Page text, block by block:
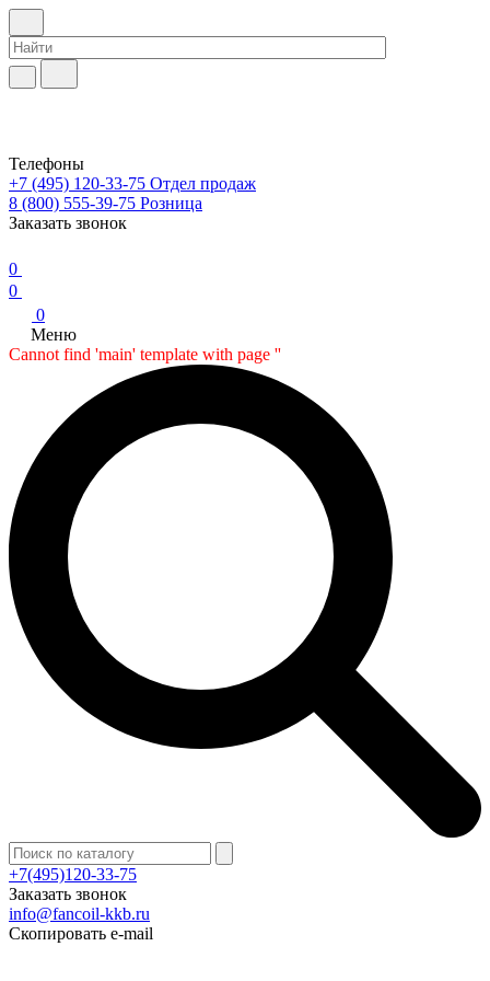
Телефоны
+7 (495) 120-33-75 Отдел продаж
8 (800) 555-39-75 Розница
Заказать звонок
0
0
0
Меню
Cannot find 'main' template with page ''
+7(495)120-33-75
Заказать звонок
info@fancoil-kkb.ru
Скопировать e-mail